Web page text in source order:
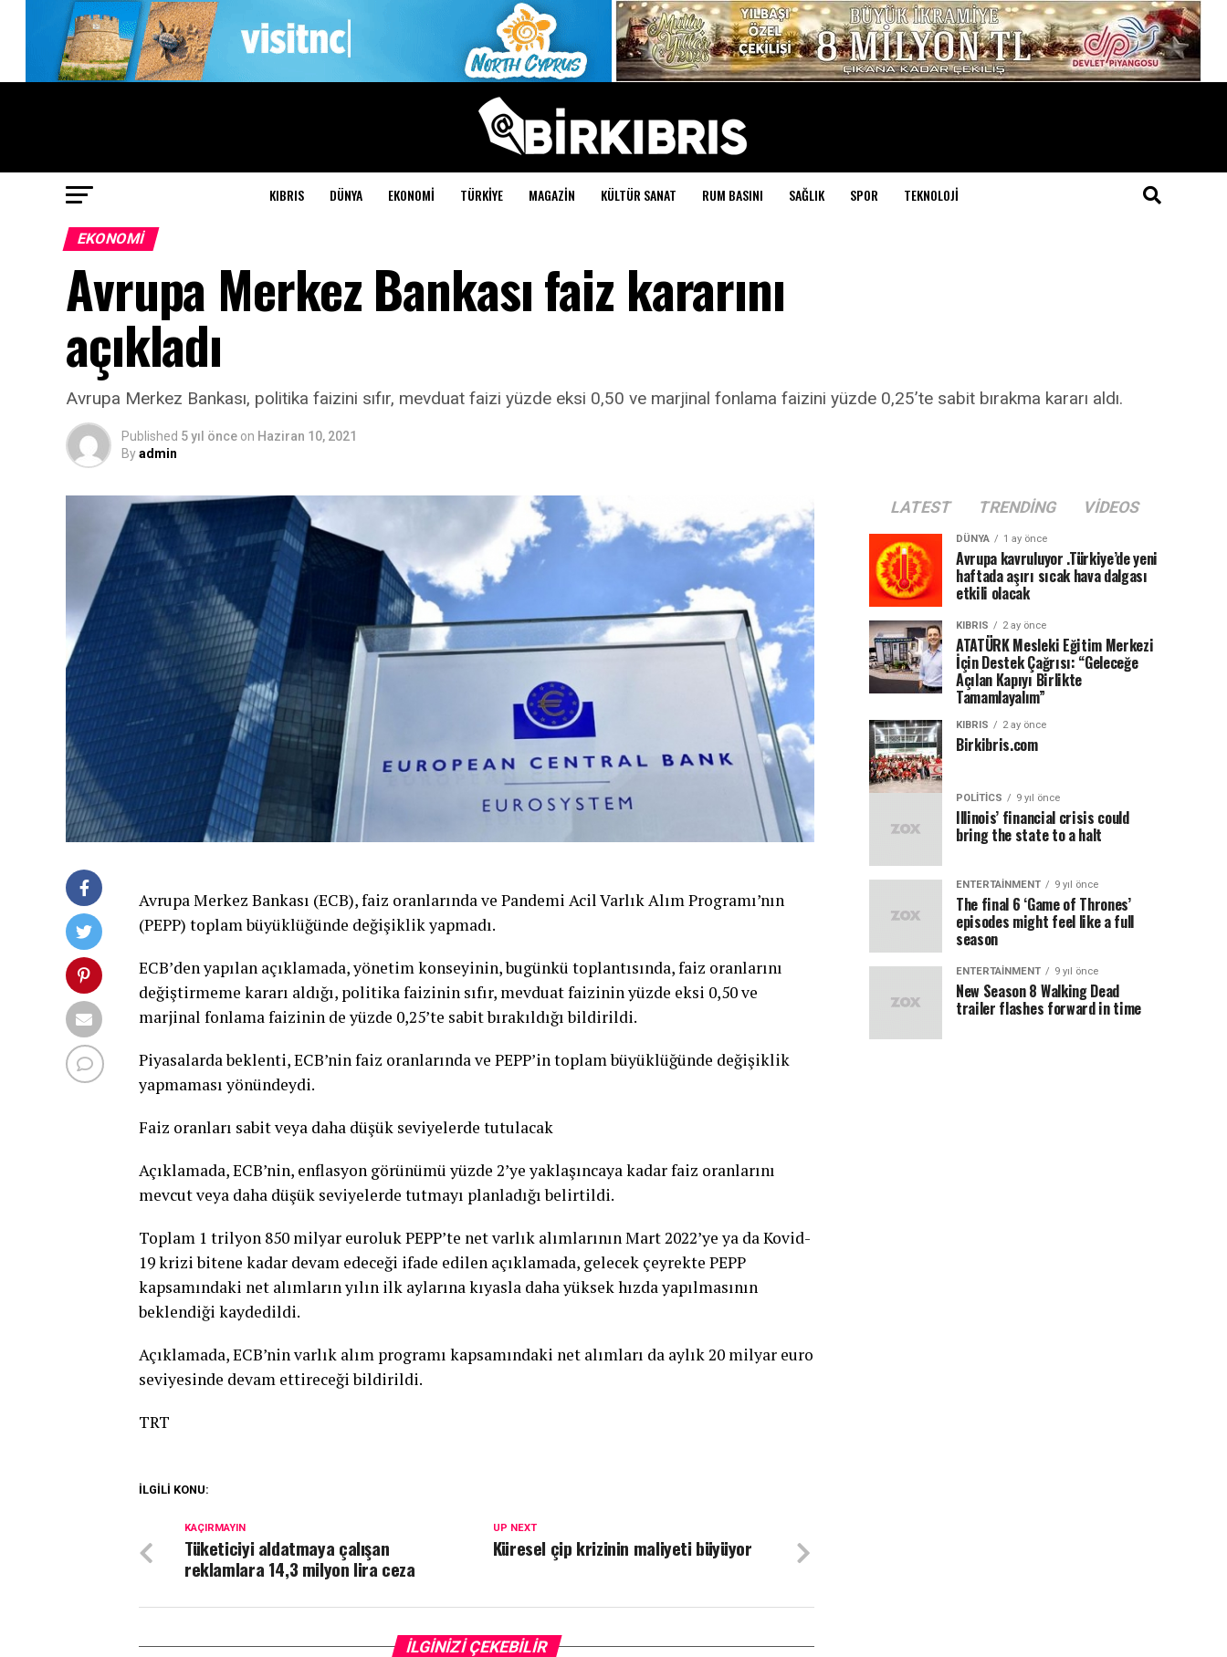
KIBRIS DÜNYA EKONOMI TÜRKIYE MAGAZIN KÜLTÜR SANAT RUM BASINI SAĞLIK SPOR TEKNOLOJI
EKONOMI
Avrupa Merkez Bankası faiz kararını
açıkladı
Avrupa Merkez Bankası, politika faizini sıfır, mevduat faizi yüzde eksi 0,50 ve marjinal fonlama faizini yüzde 0,25’te sabit bırakma kararı aldı.
Published 5 yıl önce on Haziran 10, 2021
Byadmin
Avrupa Merkez Bankası (ECB), faiz oranlarında ve Pandemi Acil Varlık Alım Programı’nın
(PEPP) toplam büyüklüğünde değişiklik yapmadı.
ECB’den yapılan açıklamada, yönetim konseyinin, bugünkü toplantısında, faiz oranlarını
değiştirmeme kararı aldığı, politika faizinin sıfır, mevduat faizinin yüzde eksi 0,50 ve
marjinal fonlama faizinin de yüzde 0,25’te sabit bırakıldığı bildirildi.
Piyasalarda beklenti, ECB’nin faiz oranlarında ve PEPP’in toplam büyüklüğünde değişiklik
yapmaması yönündeydi.
Faiz oranları sabit veya daha düşük seviyelerde tutulacak
Açıklamada, ECB’nin, enflasyon görünümü yüzde 2’ye yaklaşıncaya kadar faiz oranlarını
mevcut veya daha düşük seviyelerde tutmayı planladığı belirtildi.
Toplam 1 trilyon 850 milyar euroluk PEPP’te net varlık alımlarının Mart 2022’ye ya da Kovid-
19 krizi bitene kadar devam edeceği ifade edilen açıklamada, gelecek çeyrekte PEPP
kapsamındaki net alımların yılın ilk aylarına kıyasla daha yüksek hızda yapılmasının
beklendiği kaydedildi.
Açıklamada, ECB’nin varlık alım programı kapsamındaki net alımları da aylık 20 milyar euro
seviyesinde devam ettireceği bildirildi.
TRT
İLGİLİ KONU:
UP NEXT
Küresel çip krizinin maliyeti büyüyor
KAÇIRMAYIN
Tüketiciyi aldatmaya çalışan
reklamlara 14,3 milyon lira ceza
İLGİNİZİ ÇEKEBİLİR
LATEST TRENDING VIDEOS
DÜNYA 1 ay önce
Avrupa kavruluyor .Türkiye’de yeni
haftada aşırı sıcak hava dalgası
etkili olacak
KIBRIS 2 ay önce
ATATÜRK Mesleki Eğitim Merkezi
İçin Destek Çağrısı: “Geleceğe
Açılan Kapıyı Birlikte
Tamamlayalım”
KIBRIS 2 ay önce
Birkibris.com
POLITICS 9 yıl önce
Illinois’ financial crisis could
bring the state to a halt
ENTERTAINMENT 9 yıl önce
The final 6 ‘Game of Thrones’
episodes might feel like a full
season
ENTERTAINMENT 9 yıl önce
New Season 8 Walking Dead
trailer flashes forward in time